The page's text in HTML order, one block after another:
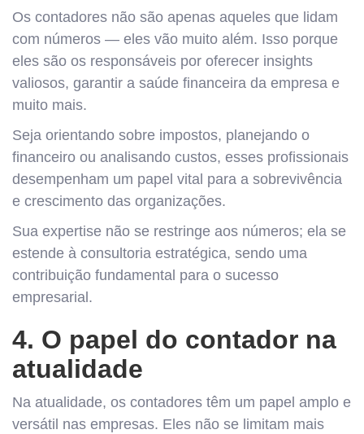
Os contadores não são apenas aqueles que lidam
com números — eles vão muito além. Isso porque
eles são os responsáveis por oferecer insights
valiosos, garantir a saúde financeira da empresa e
muito mais.
Seja orientando sobre impostos, planejando o
financeiro ou analisando custos, esses profissionais
desempenham um papel vital para a sobrevivência
e crescimento das organizações.
Sua expertise não se restringe aos números; ela se
estende à consultoria estratégica, sendo uma
contribuição fundamental para o sucesso
empresarial.
4. O papel do contador na
atualidade
Na atualidade, os contadores têm um papel amplo e
versátil nas empresas. Eles não se limitam mais